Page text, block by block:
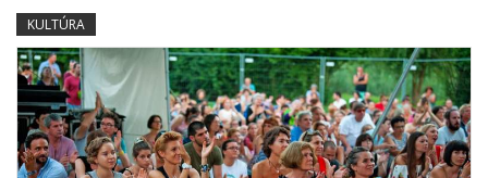
KULTÚRA